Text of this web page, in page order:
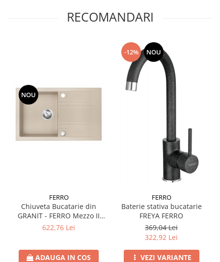
RECOMANDARI
NOU
FERRO
Chiuveta Bucatarie din
GRANIT - FERRO Mezzo II
Patrat - o cuva si picurator
622,76 Lei
ADAUGA IN COS
-12% NOU
FERRO
Baterie stativa bucatarie
FREYA FERRO
369,04 Lei
322,92 Lei
VEZI VARIANTE